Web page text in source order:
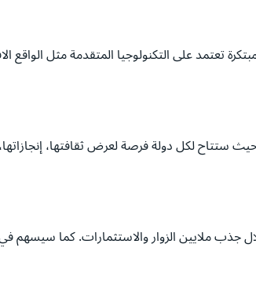
تعتمد على التكنولوجيا المتقدمة مثل الواقع
لكل دولة فرصة لعرض ثقافتها،
ملايين الزوار والاستثمارات. كما سيسهم